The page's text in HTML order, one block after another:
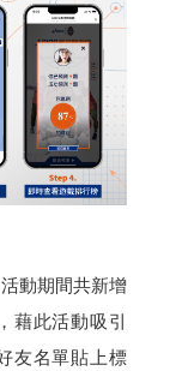
動期間共新增
藉此活動吸引
友名單貼上標